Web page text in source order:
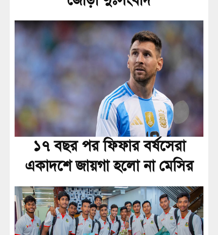
১৭ বছর পর ফিফার বর্ষসেরা
একাদশে জায়গা হলো না মেসির